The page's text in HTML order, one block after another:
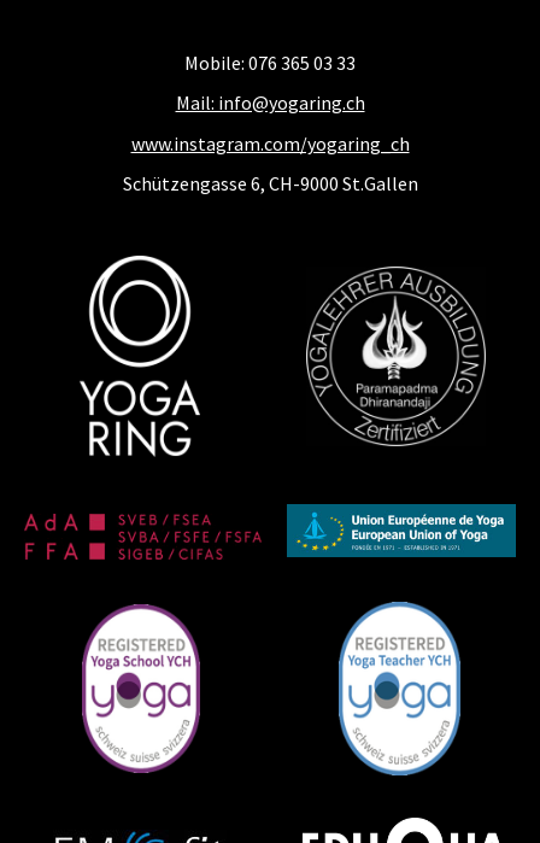
Mobile: 076 365 03 33
Mail: info@yogaring.ch
www.instagram.com/yogaring_ch
Schützengasse 6, CH-9000 St.Gallen